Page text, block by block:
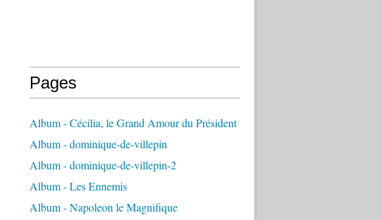
Pages
Album - Cécilia, le Grand Amour du Président
Album - dominique-de-villepin
Album - dominique-de-villepin-2
Album - Les Ennemis
Album - Napoleon le Magnifique